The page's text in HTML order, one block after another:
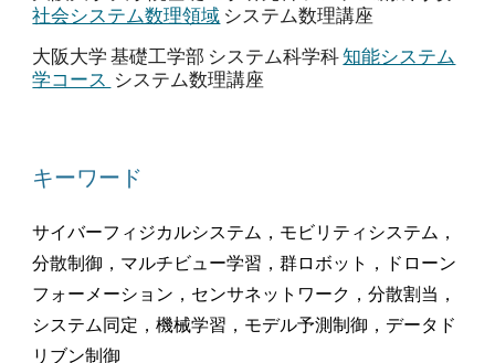
社会システム数理領域 システム数理講座
大阪大学 基礎工学部 システム科学科知能システム
学コース システム数理講座
キーワード
サイバーフィジカルシステム，モビリティシステム，
分散制御，マルチビュー学習，群ロボット，ドローン
フォーメーション，センサネットワーク，分散割当，
システム同定 ，機械学習 ， モデル予測制御 ， データド
リブン制御